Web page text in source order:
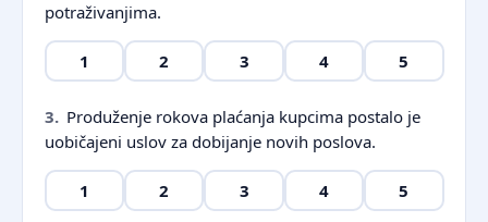
potraživanjima.
1 2 3 4 5
3. Produženje rokova plaćanja kupcima postalo je
uobičajeni uslov za dobijanje novih poslova.
1 2 3 4 5